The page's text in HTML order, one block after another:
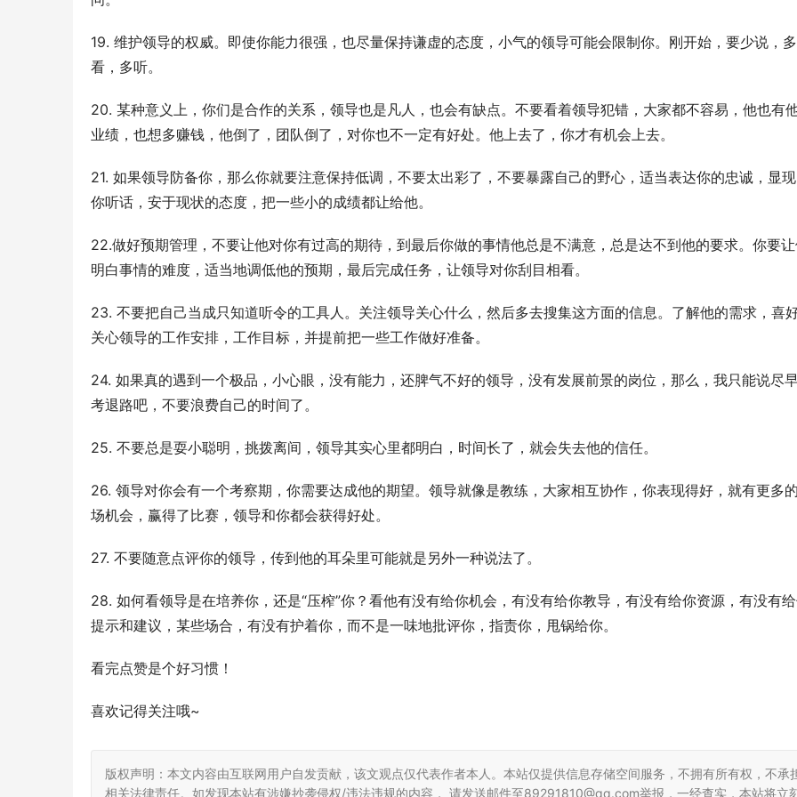
19. 维护领导的权威。即使你能力很强，也尽量保持谦虚的态度，小气的领导可能会限制你。刚开始，要少说，多
看，多听。
20. 某种意义上，你们是合作的关系，领导也是凡人，也会有缺点。不要看着领导犯错，大家都不容易，他也有
业绩，也想多赚钱，他倒了，团队倒了，对你也不一定有好处。他上去了，你才有机会上去。
21. 如果领导防备你，那么你就要注意保持低调，不要太出彩了，不要暴露自己的野心，适当表达你的忠诚，显
你听话，安于现状的态度，把一些小的成绩都让给他。
22.做好预期管理，不要让他对你有过高的期待，到最后你做的事情他总是不满意，总是达不到他的要求。你要
明白事情的难度，适当地调低他的预期，最后完成任务，让领导对你刮目相看。
23. 不要把自己当成只知道听令的工具人。关注领导关心什么，然后多去搜集这方面的信息。了解他的需求，喜好
关心领导的工作安排，工作目标，并提前把一些工作做好准备。
24. 如果真的遇到一个极品，小心眼，没有能力，还脾气不好的领导，没有发展前景的岗位，那么，我只能说尽
考退路吧，不要浪费自己的时间了。
25. 不要总是耍小聪明，挑拨离间，领导其实心里都明白，时间长了，就会失去他的信任。
26. 领导对你会有一个考察期，你需要达成他的期望。领导就像是教练，大家相互协作，你表现得好，就有更多
场机会，赢得了比赛，领导和你都会获得好处。
27. 不要随意点评你的领导，传到他的耳朵里可能就是另外一种说法了。
28. 如何看领导是在培养你，还是“压榨”你？看他有没有给你机会，有没有给你教导，有没有给你资源，有没有
提示和建议，某些场合，有没有护着你，而不是一味地批评你，指责你，甩锅给你。
看完点赞是个好习惯！
喜欢记得关注哦~
版权声明：本文内容由互联网用户自发贡献，该文观点仅代表作者本人。本站仅提供信息存储空间服务，不拥有所有权，不承
相关法律责任。如发现本站有涉嫌抄袭侵权/违法违规的内容， 请发送邮件至89291810@qq.com举报，一经查实，本站将立